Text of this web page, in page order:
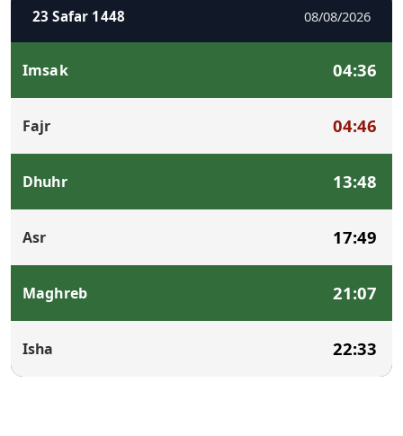
Comment
23 Safar 1448 08/08/2026
Imsak 04:36
Fajr 04:46
Dhuhr 13:48
Asr 17:49
Maghreb 21:07
Isha 22:33